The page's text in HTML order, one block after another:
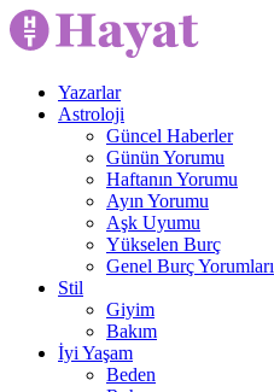
Yazarlar
Astroloji
Güncel Haberler
Günün Yorumu
Haftanın Yorumu
Ayın Yorumu
Aşk Uyumu
Yükselen Burç
Genel Burç Yorumları
Stil
Giyim
Bakım
İyi Yaşam
Beden